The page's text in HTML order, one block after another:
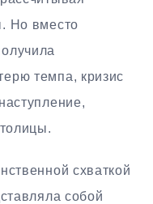
Но вместо
темпа, кризис
схваткой
собой